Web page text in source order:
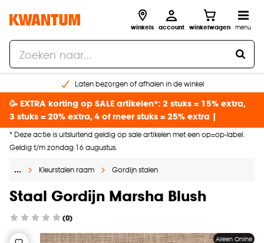
winkels account winkelwagen menu
Laten bezorgen of afhalen in de winkel
Shop online of in onze 96 winkels
Gratis raam advies en inmeten aan huis
€ 5,- korting op je volgende bestelling
🥳 EXTRA korting op SALE artikelen*: 2 stuks = 15% extra,
3 stuks = 20% extra, 4 of meer stuks = 25% extra |
* Deze actie is uitsluitend geldig op sale artikelen met een op=op-label.
Geldig t/m zondag 16 augustus.
… Kleurstalen raam Gordijn stalen
Staal Gordijn Marsha Blush
(0)
Alleen Online